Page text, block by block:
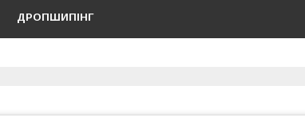
ДРОПШИПІНГ